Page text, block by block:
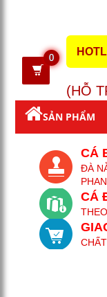
0
(HỖ
SẢN PHẨM
CÁ
ĐÀ
CÁ